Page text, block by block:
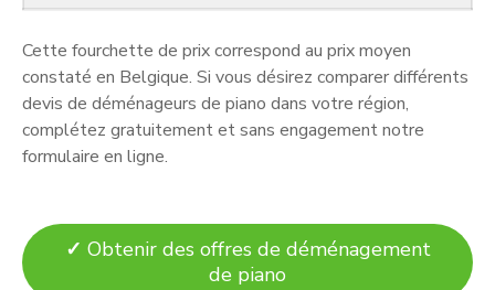
Cette fourchette de prix correspond au prix moyen
constaté en Belgique. Si vous désirez comparer différents
devis de déménageurs de piano dans votre région,
complétez gratuitement et sans engagement notre
formulaire en ligne.
✓ Obtenir des offres de déménagement
de piano